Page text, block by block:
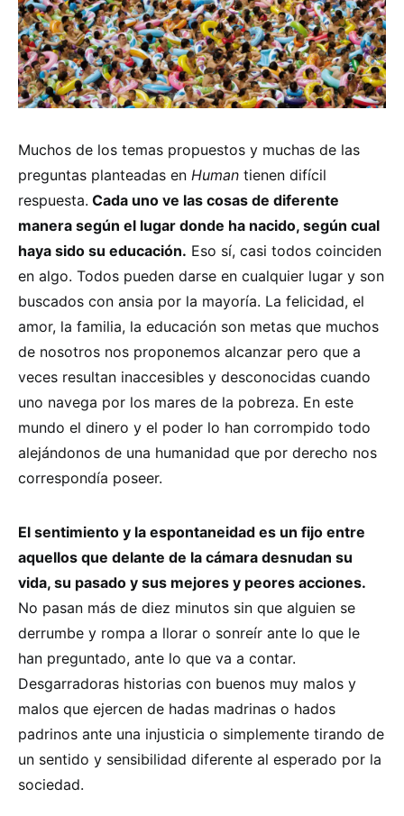
Muchos de los temas propuestos y muchas de las
preguntas planteadas en Human tienen difícil
respuesta. Cada uno ve las cosas de diferente
manera según el lugar donde ha nacido, según cual
haya sido su educación. Eso sí, casi todos coinciden
en algo. Todos pueden darse en cualquier lugar y son
buscados con ansia por la mayoría. La felicidad, el
amor, la familia, la educación son metas que muchos
de nosotros nos proponemos alcanzar pero que a
veces resultan inaccesibles y desconocidas cuando
uno navega por los mares de la pobreza. En este
mundo el dinero y el poder lo han corrompido todo
alejándonos de una humanidad que por derecho nos
correspondía poseer.
El sentimiento y la espontaneidad es un fijo entre
aquellos que delante de la cámara desnudan su
vida, su pasado y sus mejores y peores acciones.
No pasan más de diez minutos sin que alguien se
derrumbe y rompa a llorar o sonreír ante lo que le
han preguntado, ante lo que va a contar.
Desgarradoras historias con buenos muy malos y
malos que ejercen de hadas madrinas o hados
padrinos ante una injusticia o simplemente tirando de
un sentido y sensibilidad diferente al esperado por la
sociedad.